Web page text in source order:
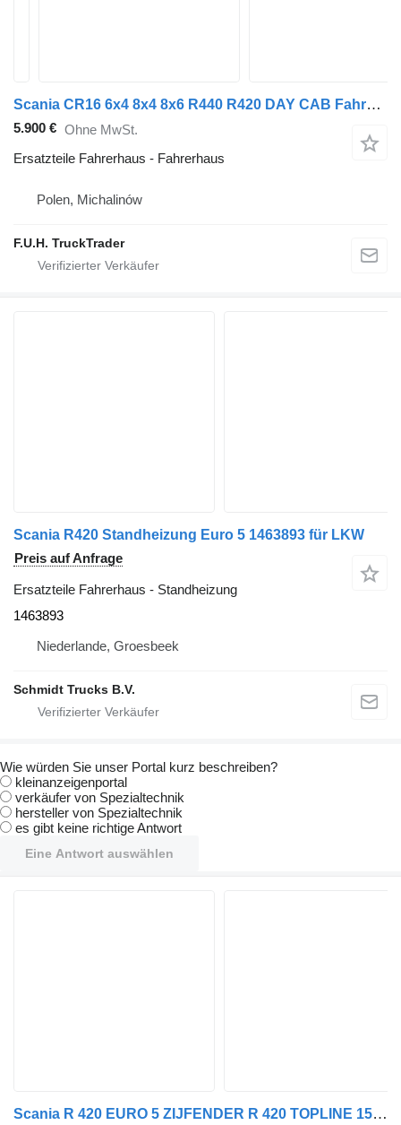
Scania CR16 6x4 8x4 8x6 R440 R420 DAY CAB Fahrerhaus für Scania R440 R420 6x4 8x4 8x6 LKW
5.900 € Ohne MwSt.
Ersatzteile Fahrerhaus - Fahrerhaus
Polen, Michalinów
F.U.H. TruckTrader
Scania R420 Standheizung Euro 5 1463893 für LKW
Preis auf Anfrage
Ersatzteile Fahrerhaus - Standheizung
1463893
Niederlande, Groesbeek
Schmidt Trucks B.V.
Wie würden Sie unser Portal kurz beschreiben?
kleinanzeigenportal
verkäufer von Spezialtechnik
hersteller von Spezialtechnik
es gibt keine richtige Antwort
Eine Antwort auswählen
Scania R 420 EURO 5 ZIJFENDER R 420 TOPLINE 1532458 Spoiler für LKW